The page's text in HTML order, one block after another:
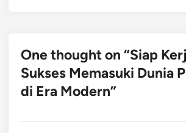
One thought on “Siap
Sukses Memasuki Dunia
di Era Modern”